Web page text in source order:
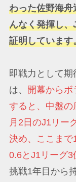
わった佐野海
んなく発揮し
証明しています
即戦力として
は、
開幕から
すると、中盤
月2日のJ1リー
決め、ここま
0.6とJ1リーグ
挑戦1年目から